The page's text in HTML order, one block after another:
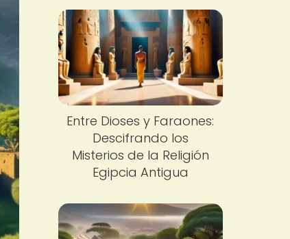
Entre Dioses y Faraones:
Descifrando los
Misterios de la Religión
Egipcia Antigua